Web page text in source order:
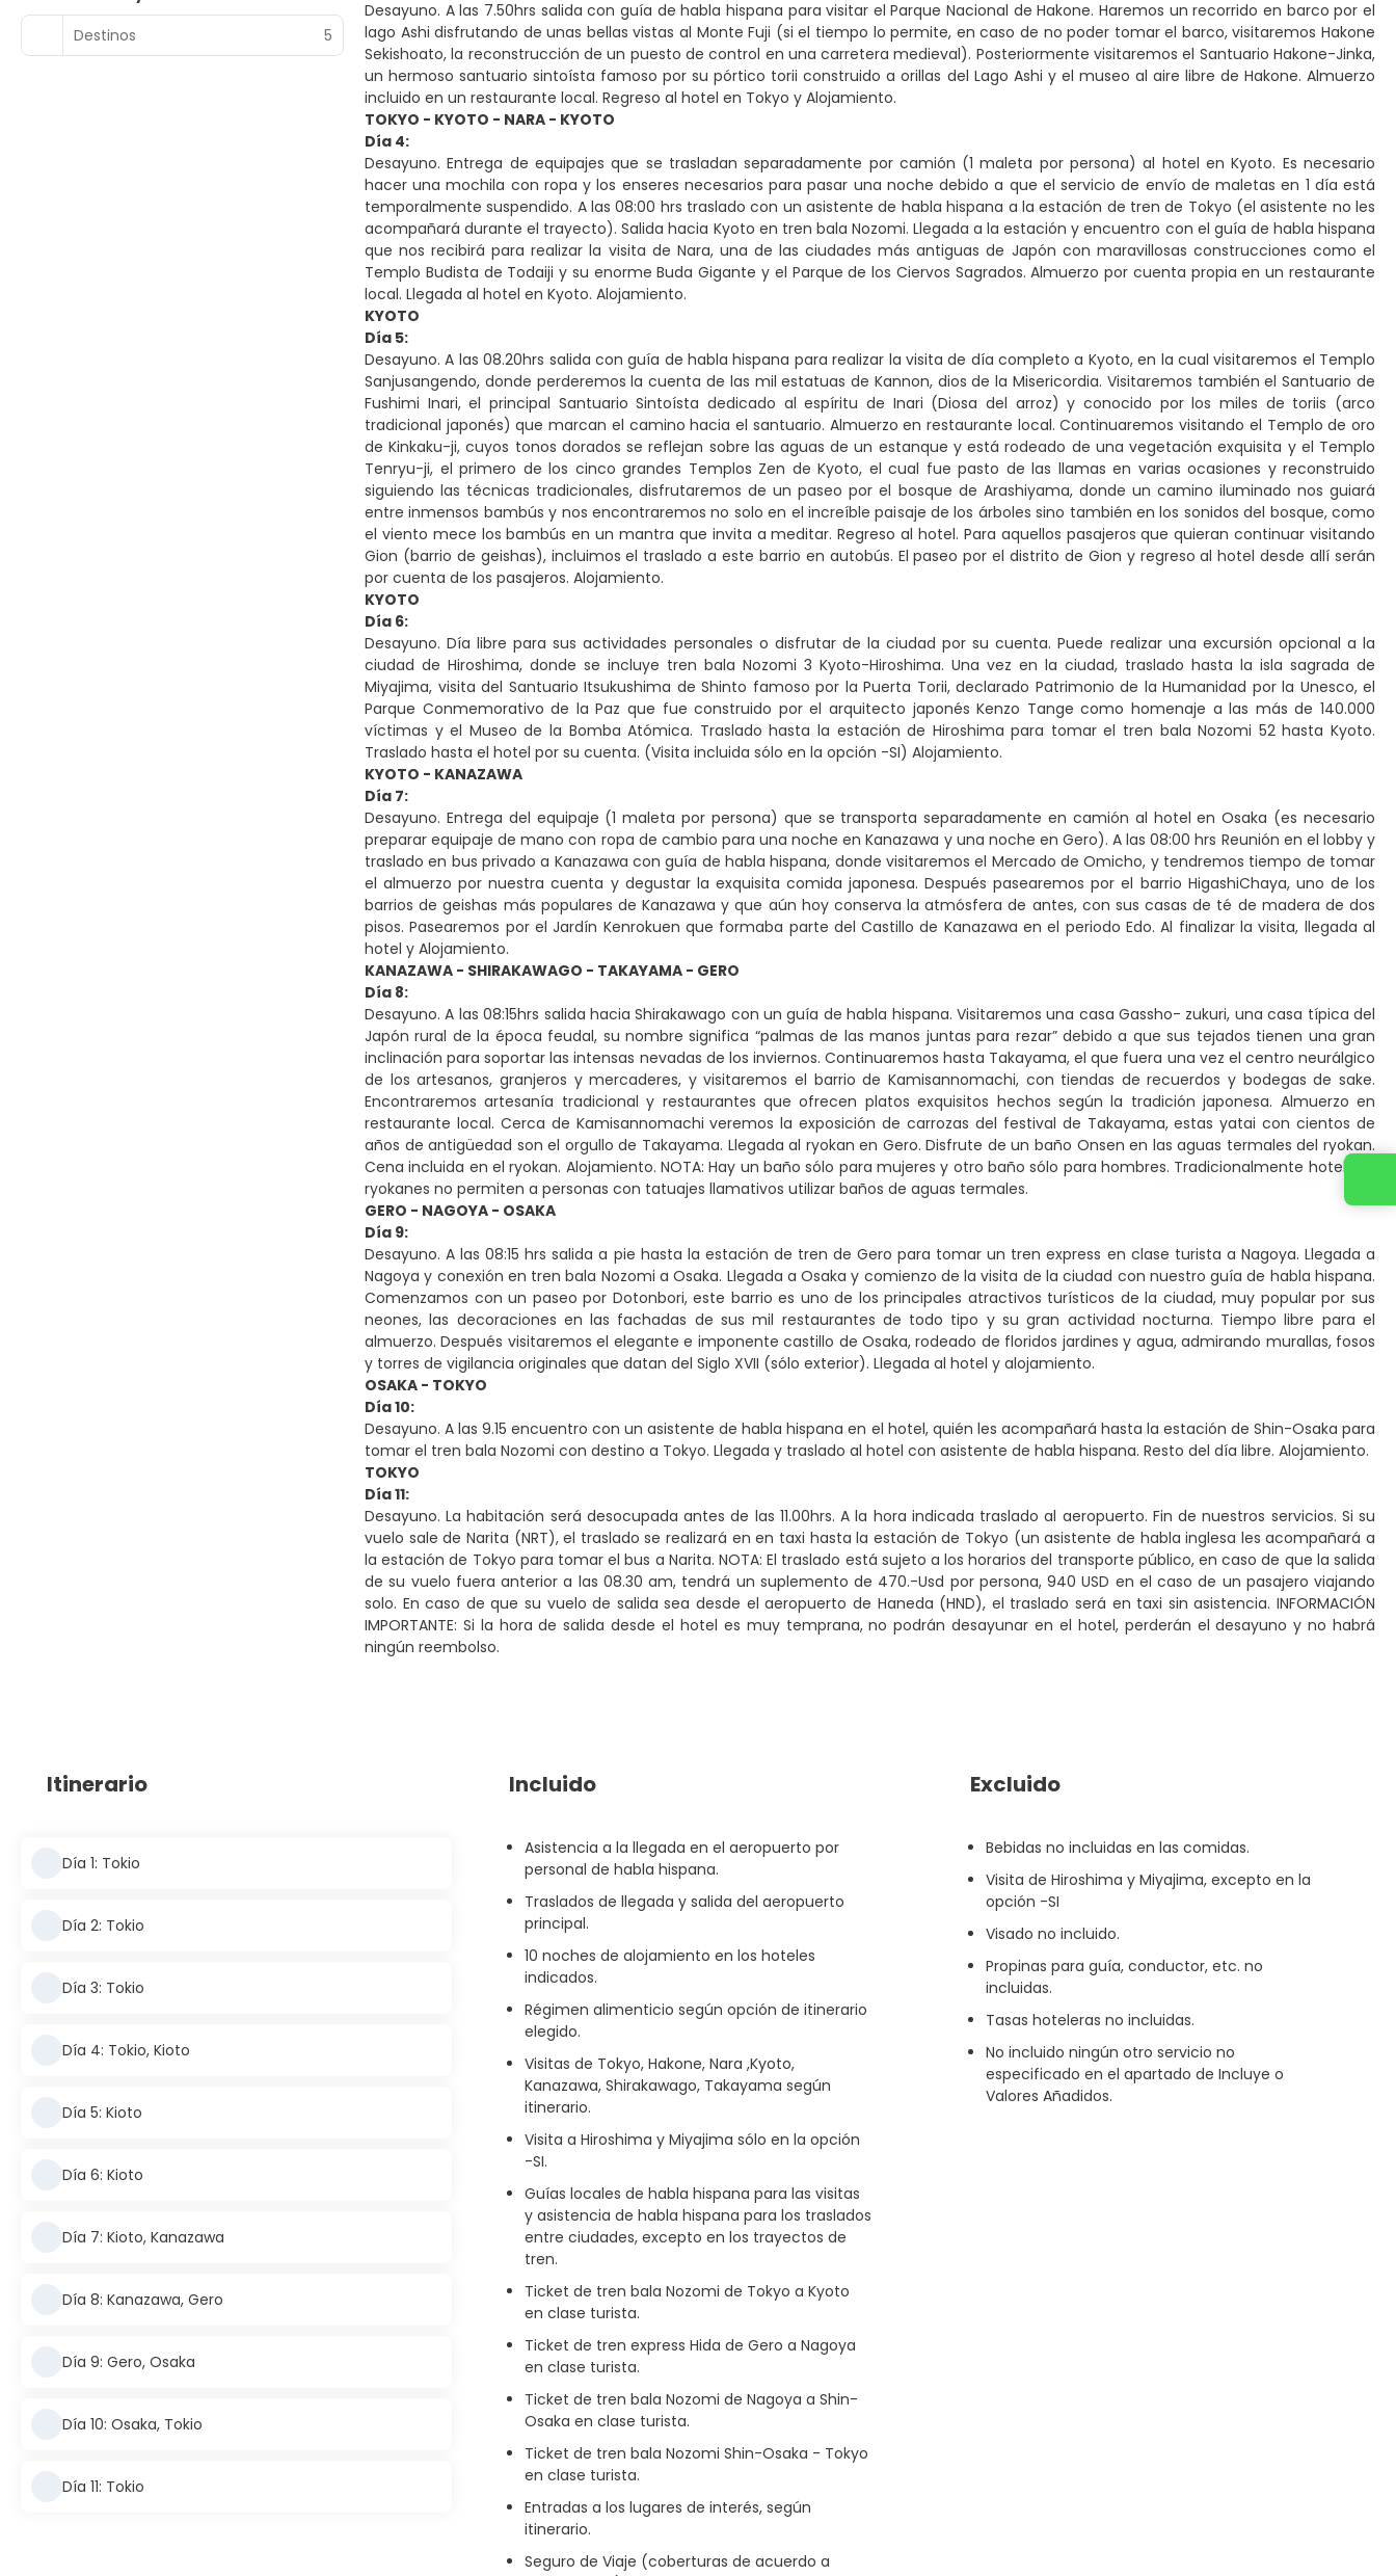
Destinos
5
Desayuno. A las 7.50hrs salida con guía de habla hispana para visitar el Parque Nacional de Hakone. Haremos un recorrido en barco por el
lago Ashi disfrutando de unas bellas vistas al Monte Fuji (si el tiempo lo permite, en caso de no poder tomar el barco, visitaremos Hakone
Sekishoato, la reconstrucción de un puesto de control en una carretera medieval). Posteriormente visitaremos el Santuario Hakone-Jinka,
un hermoso santuario sintoísta famoso por su pórtico torii construido a orillas del Lago Ashi y el museo al aire libre de Hakone. Almuerzo
incluido en un restaurante local. Regreso al hotel en Tokyo y Alojamiento.
TOKYO - KYOTO - NARA - KYOTO
Día 4:
Desayuno. Entrega de equipajes que se trasladan separadamente por camión (1 maleta por persona) al hotel en Kyoto. Es necesario
hacer una mochila con ropa y los enseres necesarios para pasar una noche debido a que el servicio de envío de maletas en 1 día está
temporalmente suspendido. A las 08:00 hrs traslado con un asistente de habla hispana a la estación de tren de Tokyo (el asistente no les
acompañará durante el trayecto). Salida hacia Kyoto en tren bala Nozomi. Llegada a la estación y encuentro con el guía de habla hispana
que nos recibirá para realizar la visita de Nara, una de las ciudades más antiguas de Japón con maravillosas construcciones como el
Templo Budista de Todaiji y su enorme Buda Gigante y el Parque de los Ciervos Sagrados. Almuerzo por cuenta propia en un restaurante
local. Llegada al hotel en Kyoto. Alojamiento.
KYOTO
Día 5:
Desayuno. A las 08.20hrs salida con guía de habla hispana para realizar la visita de día completo a Kyoto, en la cual visitaremos el Templo
Sanjusangendo, donde perderemos la cuenta de las mil estatuas de Kannon, dios de la Misericordia. Visitaremos también el Santuario de
Fushimi Inari, el principal Santuario Sintoísta dedicado al espíritu de Inari (Diosa del arroz) y conocido por los miles de toriis (arco
tradicional japonés) que marcan el camino hacia el santuario. Almuerzo en restaurante local. Continuaremos visitando el Templo de oro
de Kinkaku-ji, cuyos tonos dorados se reflejan sobre las aguas de un estanque y está rodeado de una vegetación exquisita y el Templo
Tenryu-ji, el primero de los cinco grandes Templos Zen de Kyoto, el cual fue pasto de las llamas en varias ocasiones y reconstruido
siguiendo las técnicas tradicionales, disfrutaremos de un paseo por el bosque de Arashiyama, donde un camino iluminado nos guiará
entre inmensos bambús y nos encontraremos no solo en el increíble paisaje de los árboles sino también en los sonidos del bosque, como
el viento mece los bambús en un mantra que invita a meditar. Regreso al hotel. Para aquellos pasajeros que quieran continuar visitando
Gion (barrio de geishas), incluimos el traslado a este barrio en autobús. El paseo por el distrito de Gion y regreso al hotel desde allí serán
por cuenta de los pasajeros. Alojamiento.
KYOTO
Día 6:
Desayuno. Día libre para sus actividades personales o disfrutar de la ciudad por su cuenta. Puede realizar una excursión opcional a la
ciudad de Hiroshima, donde se incluye tren bala Nozomi 3 Kyoto-Hiroshima. Una vez en la ciudad, traslado hasta la isla sagrada de
Miyajima, visita del Santuario Itsukushima de Shinto famoso por la Puerta Torii, declarado Patrimonio de la Humanidad por la Unesco, el
Parque Conmemorativo de la Paz que fue construido por el arquitecto japonés Kenzo Tange como homenaje a las más de 140.000
víctimas y el Museo de la Bomba Atómica. Traslado hasta la estación de Hiroshima para tomar el tren bala Nozomi 52 hasta Kyoto.
Traslado hasta el hotel por su cuenta. (Visita incluida sólo en la opción -SI) Alojamiento.
KYOTO - KANAZAWA
Día 7:
Desayuno. Entrega del equipaje (1 maleta por persona) que se transporta separadamente en camión al hotel en Osaka (es necesario
preparar equipaje de mano con ropa de cambio para una noche en Kanazawa y una noche en Gero). A las 08:00 hrs Reunión en el lobby y
traslado en bus privado a Kanazawa con guía de habla hispana, donde visitaremos el Mercado de Omicho, y tendremos tiempo de tomar
el almuerzo por nuestra cuenta y degustar la exquisita comida japonesa. Después pasearemos por el barrio HigashiChaya, uno de los
barrios de geishas más populares de Kanazawa y que aún hoy conserva la atmósfera de antes, con sus casas de té de madera de dos
pisos. Pasearemos por el Jardín Kenrokuen que formaba parte del Castillo de Kanazawa en el periodo Edo. Al finalizar la visita, llegada al
hotel y Alojamiento.
KANAZAWA - SHIRAKAWAGO - TAKAYAMA - GERO
Día 8:
Desayuno. A las 08:15hrs salida hacia Shirakawago con un guía de habla hispana. Visitaremos una casa Gassho- zukuri, una casa típica del
Japón rural de la época feudal, su nombre significa “palmas de las manos juntas para rezar” debido a que sus tejados tienen una gran
inclinación para soportar las intensas nevadas de los inviernos. Continuaremos hasta Takayama, el que fuera una vez el centro neurálgico
de los artesanos, granjeros y mercaderes, y visitaremos el barrio de Kamisannomachi, con tiendas de recuerdos y bodegas de sake.
Encontraremos artesanía tradicional y restaurantes que ofrecen platos exquisitos hechos según la tradición japonesa. Almuerzo en
restaurante local. Cerca de Kamisannomachi veremos la exposición de carrozas del festival de Takayama, estas yatai con cientos de
años de antigüedad son el orgullo de Takayama. Llegada al ryokan en Gero. Disfrute de un baño Onsen en las aguas termales del ryokan.
Cena incluida en el ryokan. Alojamiento. NOTA: Hay un baño sólo para mujeres y otro baño sólo para hombres. Tradicionalmente hoteles y
ryokanes no permiten a personas con tatuajes llamativos utilizar baños de aguas termales.
GERO - NAGOYA - OSAKA
Día 9:
Desayuno. A las 08:15 hrs salida a pie hasta la estación de tren de Gero para tomar un tren express en clase turista a Nagoya. Llegada a
Nagoya y conexión en tren bala Nozomi a Osaka. Llegada a Osaka y comienzo de la visita de la ciudad con nuestro guía de habla hispana.
Comenzamos con un paseo por Dotonbori, este barrio es uno de los principales atractivos turísticos de la ciudad, muy popular por sus
neones, las decoraciones en las fachadas de sus mil restaurantes de todo tipo y su gran actividad nocturna. Tiempo libre para el
almuerzo. Después visitaremos el elegante e imponente castillo de Osaka, rodeado de floridos jardines y agua, admirando murallas, fosos
y torres de vigilancia originales que datan del Siglo XVII (sólo exterior). Llegada al hotel y alojamiento.
OSAKA - TOKYO
Día 10:
Desayuno. A las 9.15 encuentro con un asistente de habla hispana en el hotel, quién les acompañará hasta la estación de Shin-Osaka para
tomar el tren bala Nozomi con destino a Tokyo. Llegada y traslado al hotel con asistente de habla hispana. Resto del día libre. Alojamiento.
TOKYO
Día 11:
Desayuno. La habitación será desocupada antes de las 11.00hrs. A la hora indicada traslado al aeropuerto. Fin de nuestros servicios. Si su
vuelo sale de Narita (NRT), el traslado se realizará en en taxi hasta la estación de Tokyo (un asistente de habla inglesa les acompañará a
la estación de Tokyo para tomar el bus a Narita. NOTA: El traslado está sujeto a los horarios del transporte público, en caso de que la salida
de su vuelo fuera anterior a las 08.30 am, tendrá un suplemento de 470.-Usd por persona, 940 USD en el caso de un pasajero viajando
solo. En caso de que su vuelo de salida sea desde el aeropuerto de Haneda (HND), el traslado será en taxi sin asistencia. INFORMACIÓN
IMPORTANTE: Si la hora de salida desde el hotel es muy temprana, no podrán desayunar en el hotel, perderán el desayuno y no habrá
ningún reembolso.
Itinerario
Día 1: Tokio
Día 2: Tokio
Día 3: Tokio
Día 4: Tokio, Kioto
Día 5: Kioto
Día 6: Kioto
Día 7: Kioto, Kanazawa
Día 8: Kanazawa, Gero
Día 9: Gero, Osaka
Día 10: Osaka, Tokio
Día 11: Tokio
Incluido
Asistencia a la llegada en el aeropuerto por
personal de habla hispana.
Traslados de llegada y salida del aeropuerto
principal.
10 noches de alojamiento en los hoteles
indicados.
Régimen alimenticio según opción de itinerario
elegido.
Visitas de Tokyo, Hakone, Nara ,Kyoto,
Kanazawa, Shirakawago, Takayama según
itinerario.
Visita a Hiroshima y Miyajima sólo en la opción
-SI.
Guías locales de habla hispana para las visitas
y asistencia de habla hispana para los traslados
entre ciudades, excepto en los trayectos de
tren.
Ticket de tren bala Nozomi de Tokyo a Kyoto
en clase turista.
Ticket de tren express Hida de Gero a Nagoya
en clase turista.
Ticket de tren bala Nozomi de Nagoya a Shin-
Osaka en clase turista.
Ticket de tren bala Nozomi Shin-Osaka - Tokyo
en clase turista.
Entradas a los lugares de interés, según
itinerario.
Seguro de Viaje (coberturas de acuerdo a
Excluido
Bebidas no incluidas en las comidas.
Visita de Hiroshima y Miyajima, excepto en la
opción -SI
Visado no incluido.
Propinas para guía, conductor, etc. no
incluidas.
Tasas hoteleras no incluidas.
No incluido ningún otro servicio no
especificado en el apartado de Incluye o
Valores Añadidos.
Contacta con nosotros